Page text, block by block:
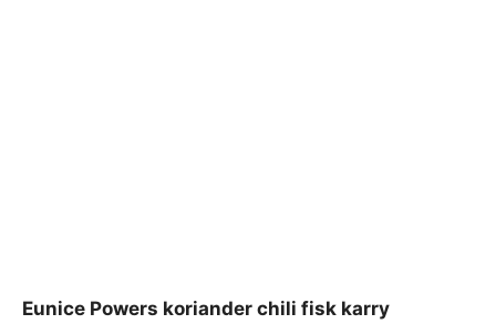
Eunice Powers koriander chili fisk karry